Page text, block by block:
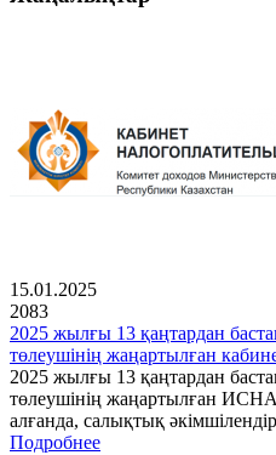
15.01.2025
2083
2025 жылғы 13 қаңтардан
төлеушінің жаңартылған
2025 жылғы 13 қаңтардан
төлеушінің жаңартылған
алғанда, салықтық
Подробнее